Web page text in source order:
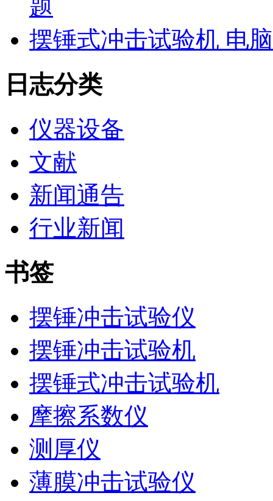
题
摆锤式冲击试验机 电
日志分类
仪器设备
文献
新闻通告
行业新闻
书签
摆锤冲击试验仪
摆锤冲击试验机
摆锤式冲击试验机
摩擦系数仪
测厚仪
薄膜冲击试验仪